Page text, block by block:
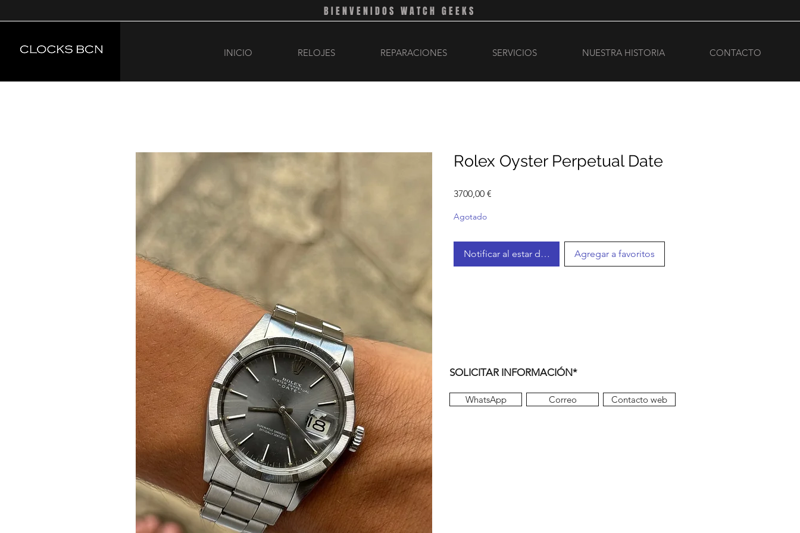
BIENVENIDOS WATCH GEEKS
INICIO RELOJES REPARACIONES SERVICIOS NUESTRA HISTORIA CONTACTO
Rolex Oyster Perpetual Date
3700,00 €
Agotado
Notificar al estar disponibleAgregar a favoritos
SOLICITAR INFORMACIÓN*
WhatsApp Correo Contacto web